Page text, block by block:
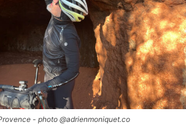
- photo @adrienmoniquet.co